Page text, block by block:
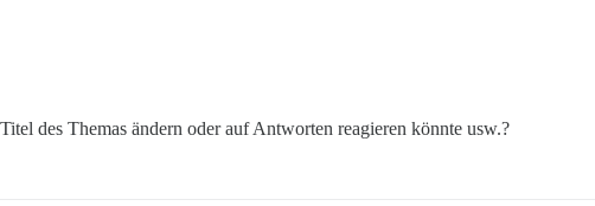
des Themas ändern oder auf Antworten reagieren könnte usw.?